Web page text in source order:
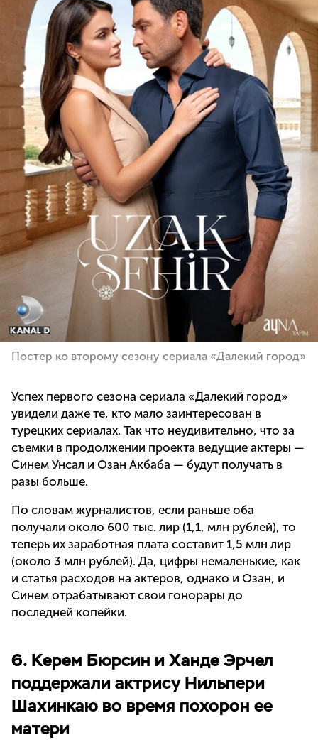
Постер ко второму сезону сериала «Далекий город»
Успех первого сезона сериала «Далекий город»
увидели даже те, кто мало заинтересован в
турецких сериалах. Так что неудивительно, что за
съемки в продолжении проекта ведущие актеры —
Синем Унсал и Озан Акбаба — будут получать в
разы больше.
По словам журналистов, если раньше оба
получали около 600 тыс. лир (1,1, млн рублей), то
теперь их заработная плата составит 1,5 млн лир
(около 3 млн рублей). Да, цифры немаленькие, как
и статья расходов на актеров, однако и Озан, и
Синем отрабатывают свои гонорары до
последней копейки.
6. Керем Бюрсин и Ханде Эрчел
поддержали актрису Нильпери
Шахинкаю во время похорон ее
матери